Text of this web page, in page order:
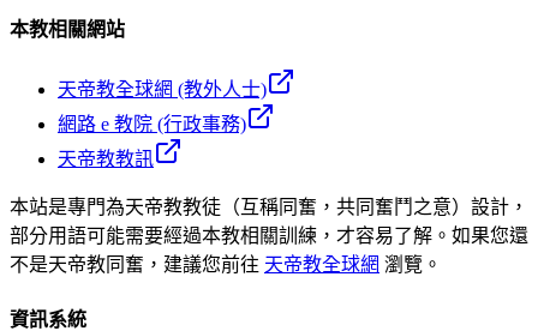
本教相關網站
天帝教全球網 (教外人士)
網路 e 教院 (行政事務)
天帝教教訊
本站是專門為天帝教教徒（互稱同奮，共同奮鬥之意）設計，
部分用語可能需要經過本教相關訓練，才容易了解。如果您還
不是天帝教同奮，建議您前往 天帝教全球網 瀏覽。
資訊系統